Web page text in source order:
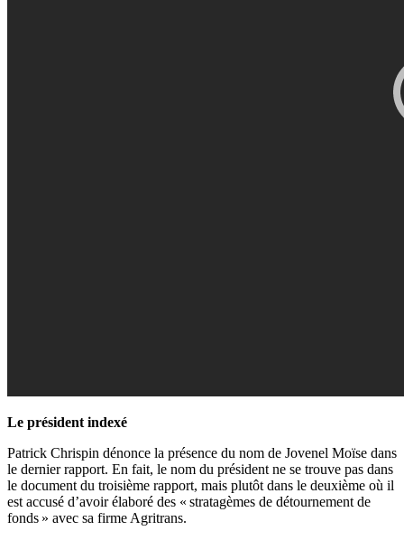
Le président indexé
Patrick Chrispin dénonce la présence du nom de Jovenel Moïse dans
le dernier rapport. En fait, le nom du président ne se trouve pas dans
le document du troisième rapport, mais plutôt dans le deuxième où il
est accusé d’avoir élaboré des « stratagèmes de détournement de
fonds » avec sa firme Agritrans.